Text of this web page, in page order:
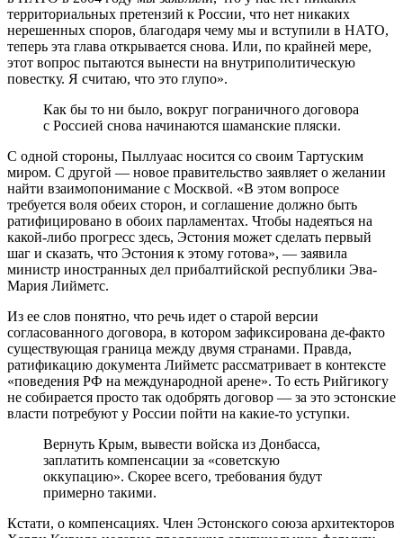
территориальных претензий к России, что нет никаких
нерешенных споров, благодаря чему мы и вступили в НАТО,
теперь эта глава открывается снова. Или, по крайней мере,
этот вопрос пытаются вынести на внутриполитическую
повестку. Я считаю, что это глупо».
Как бы то ни было, вокруг пограничного договора
с Россией снова начинаются шаманские пляски.
С одной стороны, Пыллуаас носится со своим Тартуским
миром. С другой — новое правительство заявляет о желании
найти взаимопонимание с Москвой. «В этом вопросе
требуется воля обеих сторон, и соглашение должно быть
ратифицировано в обоих парламентах. Чтобы надеяться на
какой-либо прогресс здесь, Эстония может сделать первый
шаг и сказать, что Эстония к этому готова», — заявила
министр иностранных дел прибалтийской республики Эва-
Мария Лийметс.
Из ее слов понятно, что речь идет о старой версии
согласованного договора, в котором зафиксирована де-факто
существующая граница между двумя странами. Правда,
ратификацию документа Лийметс рассматривает в контексте
«поведения РФ на международной арене». То есть Рийгикогу
не собирается просто так одобрять договор — за это эстонские
власти потребуют у России пойти на какие-то уступки.
Вернуть Крым, вывести войска из Донбасса,
заплатить компенсации за «советскую
оккупацию». Скорее всего, требования будут
примерно такими.
Кстати, о компенсациях. Член Эстонского союза архитекторов